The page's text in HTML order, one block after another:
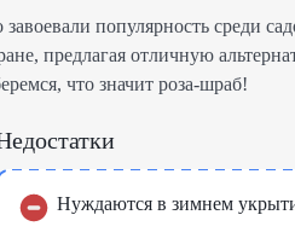
популярность среди
предлагая отличную
что значит роза-шраб!
Нуждаются в зимнем